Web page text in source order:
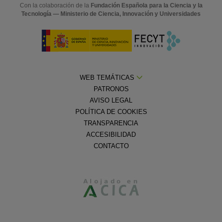
Con la colaboración de la Fundación Española para la Ciencia y la
Tecnología — Ministerio de Ciencia, Innovación y Universidades
WEB TEMÁTICAS
PATRONOS
AVISO LEGAL
POLÍTICA DE COOKIES
TRANSPARENCIA
ACCESIBILIDAD
CONTACTO